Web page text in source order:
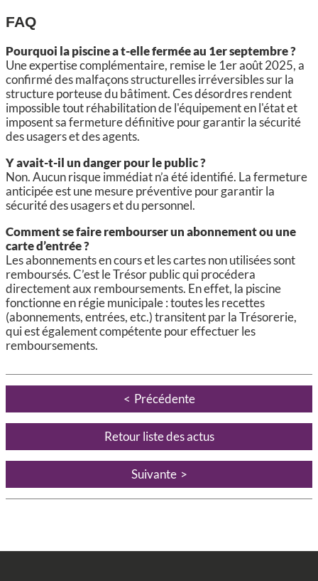
FAQ
Pourquoi la piscine a t-elle fermée au 1er septembre ?
Une expertise complémentaire, remise le 1er août 2025, a
confirmé des malfaçons structurelles irréversibles sur la
structure porteuse du bâtiment. Ces désordres rendent
impossible tout réhabilitation de l'équipement en l'état et
imposent sa fermeture définitive pour garantir la sécurité
des usagers et des agents.
Y avait-t-il un danger pour le public ?
Non. Aucun risque immédiat n’a été identifié. La fermeture
anticipée est une mesure préventive pour garantir la
sécurité des usagers et du personnel.
Comment se faire rembourser un abonnement ou une
carte d’entrée ?
Les abonnements en cours et les cartes non utilisées sont
remboursés. C’est le Trésor public qui procédera
directement aux remboursements. En effet, la piscine
fonctionne en régie municipale : toutes les recettes
(abonnements, entrées, etc.) transitent par la Trésorerie,
qui est également compétente pour effectuer les
remboursements.
Précédente
Retour liste des actus
Suivante